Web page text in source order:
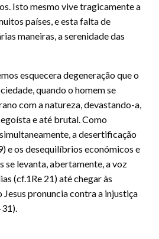
Isto mesmo vive tragicamente a
países, e esta falta de
maneiras, a serenidade das
esquecera degeneração que o
quando o homem se
com a natureza, devastando-a,
e até brutal. Como
a desertificação
e os desequilíbrios económicos e
se levanta, abertamente, a voz
(cf.1Re 21) até chegar às
pronuncia contra a injustiça